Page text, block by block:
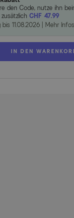
den Code, nutze ihn
CHF 47.99
bis 11.08.2026 Mehr Infos
IN DEN